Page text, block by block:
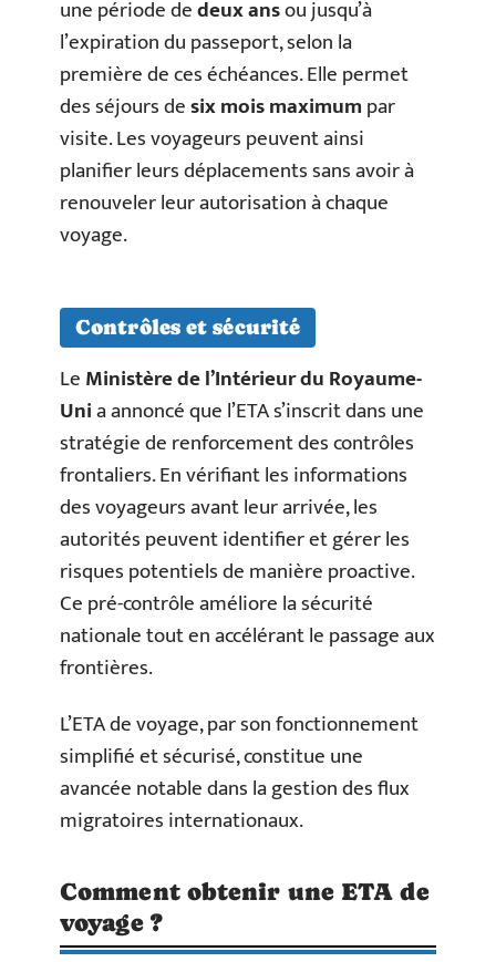
une période dedeux ansou jusqu’à
l’expiration du passeport, selon la
première de ces échéances. Elle permet
des séjours desix mois maximumpar
visite. Les voyageurs peuvent ainsi
planifier leurs déplacements sans avoir à
renouveler leur autorisation à chaque
voyage.
Contrôles et sécurité
LeMinistère de l’Intérieur du Royaume-
Unia annoncé que l’ETA s’inscrit dans une
stratégie de renforcement des contrôles
frontaliers. En vérifiant les informations
des voyageurs avant leur arrivée, les
autorités peuvent identifier et gérer les
risques potentiels de manière proactive.
Ce pré-contrôle améliore la sécurité
nationale tout en accélérant le passage aux
frontières.
L’ETA de voyage, par son fonctionnement
simplifié et sécurisé, constitue une
avancée notable dans la gestion des flux
migratoires internationaux.
Comment obtenir une ETA de
voyage ?